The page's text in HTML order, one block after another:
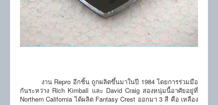
งาน Repro อีกชิ้น ถูกผลิตขึ้นมาในปี 1984 โดยการร่วมมือ
กันระหว่าง Rich Kimball และ David Craig สองหนุ่มนี้อาศัยอยู่ที่
Northern California ได้ผลิต Fantasy Crest ออกมา 3 สี คือ เหลือง